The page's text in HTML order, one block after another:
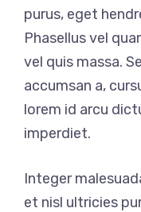
purus, eget
Phasellus vel
vel quis massa.
accumsan a,
lorem id arcu
imperdiet.
Integer
et nisl ultricies